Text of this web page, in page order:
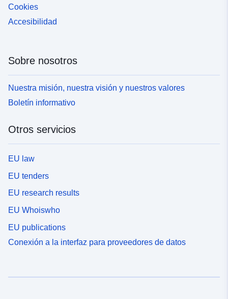
Cookies
Accesibilidad
Sobre nosotros
Nuestra misión, nuestra visión y nuestros valores
Boletín informativo
Otros servicios
EU law
EU tenders
EU research results
EU Whoiswho
EU publications
Conexión a la interfaz para proveedores de datos